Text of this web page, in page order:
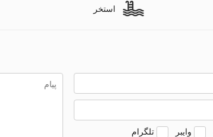
استخر
وایبر تلگرام